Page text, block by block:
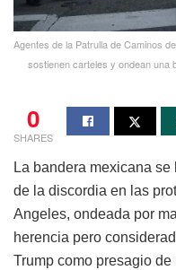
Agentes de la Patrulla de Caminos
sostienen carteles y ondean una
0
SHARES
La bandera mexicana
de la discordia en las
Angeles, ondeada por
herencia pero
Trump como presagio de